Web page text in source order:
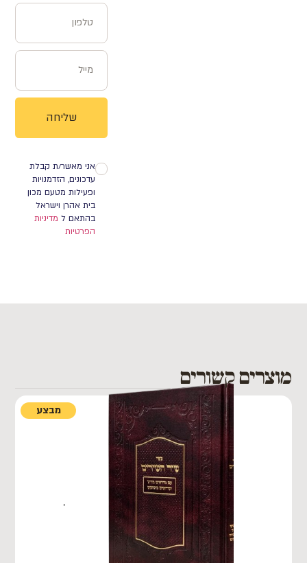
אני מאשר/ת קבלת
עדכונים, הזדמנויות
ופעילות מטעם מכון
בית אהרן וישראל
בהתאם ל מדיניות
הפרטיות
שליחה
מבצע
מוצרים קשורים